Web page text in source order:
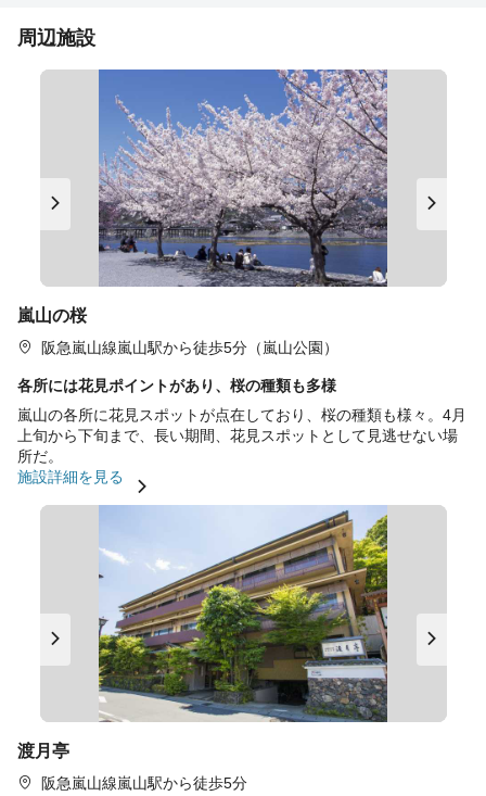
周辺施設
嵐山の桜
阪急嵐山線嵐山駅から徒歩5分（嵐山公園）
各所には花見ポイントがあり、桜の種類も多様
嵐山の各所に花見スポットが点在しており、桜の種類も様々。4月
上旬から下旬まで、長い期間、花見スポットとして見逃せない場
所だ。
施設詳細を見る
渡月亭
阪急嵐山線嵐山駅から徒歩5分